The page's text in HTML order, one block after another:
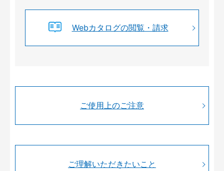
Webカタログの閲覧・請求
ご使用上のご注意
ご理解いただきたいこと